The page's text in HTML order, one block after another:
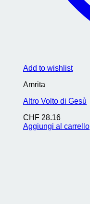
Add to wishlist
Amrita
Altro Volto di Gesù
CHF 28.16
Aggiungi al carrello